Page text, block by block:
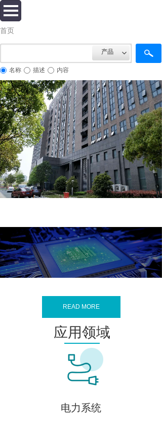
首页
产品
名称 描述 内容
READ MORE
应用领域
电力系统